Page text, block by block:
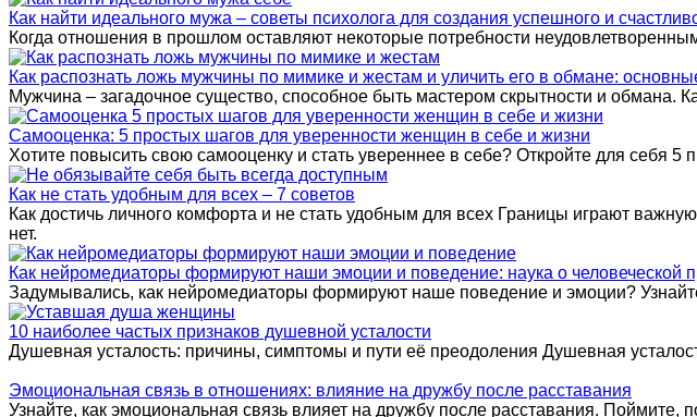
Как найти идеального мужа – советы психолога для создания успешного и
Когда отношения в прошлом оставляют некоторые потребности
Как распознать ложь мужчины по мимике и жестам и уличить его в обмане:
Мужчина – загадочное существо, способное быть мастером скрытности и обмана.
Самооценка: 5 простых шагов для уверенности женщин в себе и жизни
Хотите повысить свою самооценку и стать увереннее в себе? Откройте для себя
Как не стать удобным для всех – 7 советов
Как достичь личного комфорта и не стать удобным для всех Границы играют
нет.
Как нейромедиаторы формируют наши эмоции и поведение: наука о человеческой
Задумывались, как нейромедиаторы формируют наше поведение и эмоции?
10 наиболее частых признаков душевной усталости
Душевная усталость: причины, симптомы и пути её преодоления Душевная
Эмоциональная связь в отношениях: влияние на дружбу после расставания
Узнайте, как эмоциональная связь влияет на дружбу после расставания.